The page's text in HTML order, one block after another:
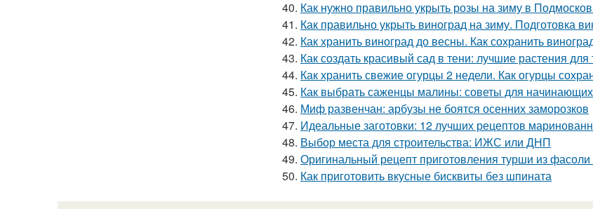
40. Как нужно правильно укрыть розы на зиму в
41. Как правильно укрыть виноград на зиму. Подготовка
42. Как хранить виноград до весны. Как сохранить
43. Как создать красивый сад в тени: лучшие растения для
44. Как хранить свежие огурцы 2 недели. Как огурцы
45. Как выбрать саженцы малины: советы для
46. Миф развенчан: арбузы не боятся осенних заморозков
47. Идеальные заготовки: 12 лучших рецептов
48. Выбор места для строительства: ИЖС или ДНП
49. Оригинальный рецепт приготовления турши из фасоли
50. Как приготовить вкусные бисквиты без шпината